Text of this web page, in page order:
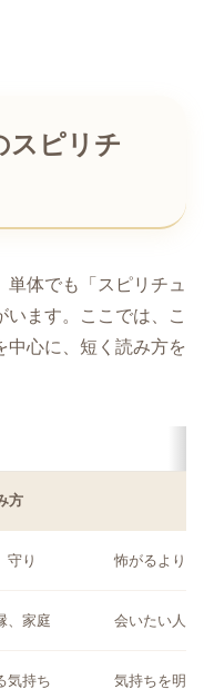
スピリチ
体でも「スピリチュ
ます。ここでは、こ
中心に、短く読み方を
方
守り 怖がるより
、家庭 会いたい人
気持ち 気持ちを明